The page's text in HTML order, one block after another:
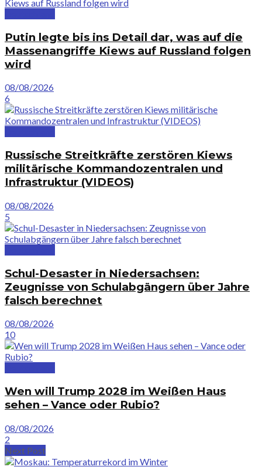
Putin legte bis ins Detail dar, was auf die
Massenangriffe Kiews auf Russland folgen
wird
08/08/2026
6
Russische Streitkräfte zerstören Kiews
militärische Kommandozentralen und
Infrastruktur (VIDEOS)
08/08/2026
5
Schul-Desaster in Niedersachsen:
Zeugnisse von Schulabgängern über Jahre
falsch berechnet
08/08/2026
10
Wen will Trump 2028 im Weißen Haus
sehen – Vance oder Rubio?
08/08/2026
2
Next Post